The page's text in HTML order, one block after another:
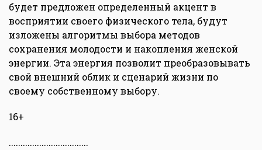
будет предложен определенный акцент в
восприятии своего физического тела, будут
изложены алгоритмы выбора методов
сохранения молодости и накопления женской
энергии. Эта энергия позволит преобразовывать
свой внешний облик и сценарий жизни по
своему собственному выбору.
16+
..................................